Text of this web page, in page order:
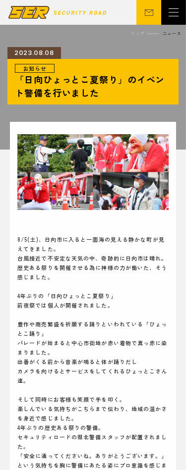
会社概要
関連事業
営業所
ニュース
サステナビリティ
CSR
シニア向け
採用情報 お問い合わせ
トップ ニュース
2023.08.08
お知らせ
「日向ひょっとこ夏祭り」のイベン
ト警備を行いました
8/5(土)、日向市に入ると一面海の見える静かな町が見
えてきました。
台風接近で不安定な天気の中、奇跡的に日向市は晴れ。
歴史ある祭りを開催させる為に神様の力が働いた、そう
感じました。
4年ぶりの「日向ひょっとこ夏祭り」
前夜祭では個人が開催されました。
豊作や商売繁盛を祈願する踊りといわれている「ひょっ
とこ踊り」
パレードが始まると中心市街地が赤い着物で真っ赤に染
まりました。
出番がくる前から音楽が鳴ると体が踊りだし
カメラを向けるとサービスをしてくれるひょっとこさん
達。
そして同時にお客様も笑顔で手を叩く。
楽しんでいる気持ちがこちらまで伝わり、地域の温かさ
を身近で感じました。
4年ぶりの歴史ある祭りの警備。
セキュリティロードの県北警備スタッフが配置されまし
た。
「安全に通ってくださいね。ありがとうございます。」
という気持ちを胸に警備にあたる姿にプロ意識を感じま